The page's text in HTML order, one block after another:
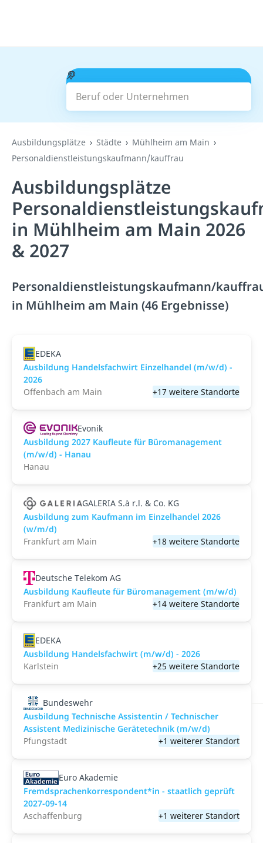
Beruf oder Unternehmen
Suchen
Ausbildungsplätze Städte
Mühlheim am Main
Personaldienstleistungskaufmann/kauffrau
Ausbildungsplätze
in Mühlheim am Main 2026
& 2027
Personaldienstleistungskaufmann/
in Mühlheim am Main (46 Ergebnisse)
EDEKA
Ausbildung Handelsfachwirt Einzelhandel (m/w/d) -
2026
Offenbach am Main
+17 weitere Standorte
Evonik
Ausbildung 2027 Kaufleute für Büromanagement
(m/w/d) - Hanau
Hanau
GALERIA S.à r.l. & Co. KG
Ausbildung zum Kaufmann im Einzelhandel 2026
(w/m/d)
Frankfurt am Main
+18 weitere Standorte
Deutsche Telekom AG
Ausbildung Kaufleute für Büromanagement (m/w/d)
Frankfurt am Main
+14 weitere Standorte
EDEKA
Ausbildung Handelsfachwirt (m/w/d) - 2026
Karlstein
+25 weitere Standorte
Bundeswehr
Ausbildung Technische Assistentin / Technischer
Assistent Medizinische Gerätetechnik (m/w/d)
Pfungstadt
+1 weiterer Standort
Euro Akademie
Fremdsprachenkorrespondent*in - staatlich geprüft
2027-09-14
Aschaffenburg
+1 weiterer Standort